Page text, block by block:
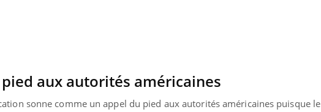
aux autorités américaines
sonne comme un appel du pied aux autorités américaines puisque le